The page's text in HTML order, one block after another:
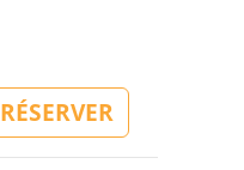
RÉSERVER